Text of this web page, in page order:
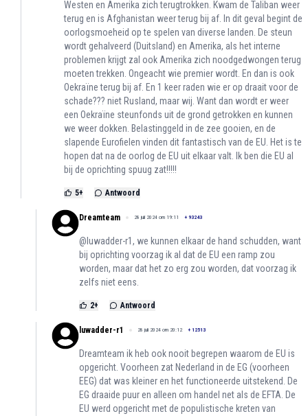
Westen en Amerika zich terugtrokken. Kwam de Taliban weer
terug en is Afghanistan weer terug bij af. In dit geval begint de
oorlogsmoeheid op te spelen van diverse landen. De steun
wordt gehalveerd (Duitsland) en Amerika, als het interne
problemen krijgt zal ook Amerika zich noodgedwongen terug
moeten trekken. Ongeacht wie premier wordt. En dan is ook
Oekraïne terug bij af. En 1 keer raden wie er op draait voor de
schade??? niet Rusland, maar wij. Want dan wordt er weer
een Oekraïne steunfonds uit de grond getrokken en kunnen
we weer dokken. Belastinggeld in de zee gooien, en de
slapende Eurofielen vinden dit fantastisch van de EU. Het is te
hopen dat na de oorlog de EU uit elkaar valt. Ik ben die EU al
bij de oprichting spuug zat!!!!!
5+ Antwoord
Dreamteam 28 juli 2024 om 19:11 + 93243
@luwadder-r1, we kunnen elkaar de hand schudden, want
bij oprichting voorzag ik al dat de EU een ramp zou
worden, maar dat het zo erg zou worden, dat voorzag ik
zelfs niet eens.
2+ Antwoord
luwadder-r1 28 juli 2024 om 20:12 + 12513
Dreamteam ik heb ook nooit begrepen waarom de EU is
opgericht. Voorheen zat Nederland in de EG (voorheen
EEG) dat was kleiner en het functioneerde uitstekend. De
EG draaide puur en alleen om handel net als de EFTA. De
EU werd opgericht met de populistische kreten van